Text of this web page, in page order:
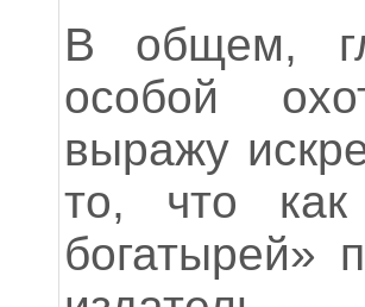
В общем,
особой
выражу
то, что
богатырей»